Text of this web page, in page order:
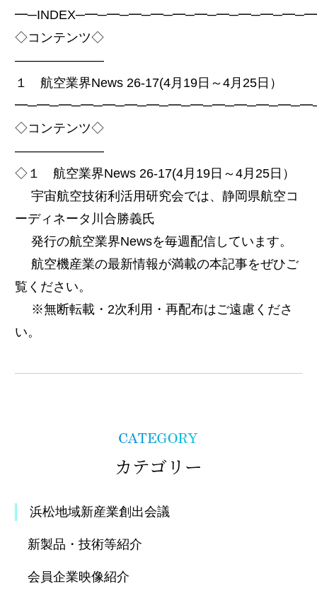
カテゴリー
浜松地域新産業創出会議
新製品・技術等紹介
会員企業映像紹介
◇コンテンツ◇
———————
１ 航空業界News 26-17(4月19日～4月25日）
◇コンテンツ◇
———————
◇１ 航空業界News 26-17(4月19日～4月25日）
宇宙航空技術利活用研究会では、静岡県航空コ
ーディネータ川合勝義氏
発行の航空業界Newsを毎週配信しています。
航空機産業の最新情報が満載の本記事をぜひご
覧ください。
※無断転載・2次利用・再配布はご遠慮くださ
い。